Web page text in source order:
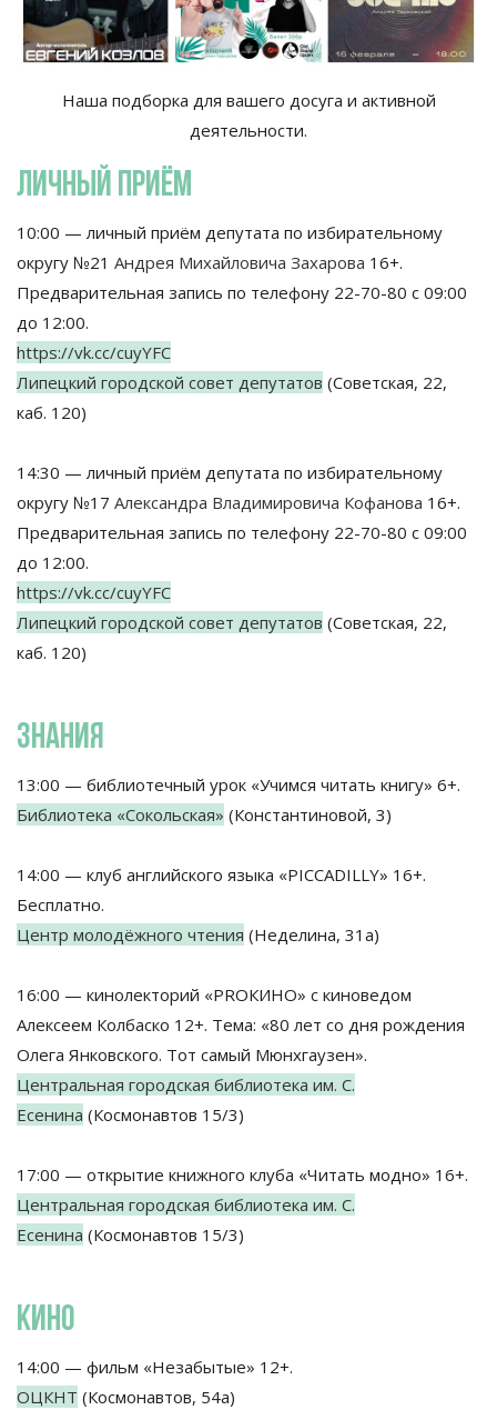
Наша подборка для вашего досуга и активной
деятельности.
ЛИЧНЫЙ ПРИЁМ
10:00 — личный приём депутата по избирательному
округу №21 Андрея Михайловича Захарова 16+.
Предварительная запись по телефону 22-70-80 с 09:00
до 12:00.
https://vk.cc/cuyYFC
Липецкий городской совет депутатов (Советская, 22,
каб. 120)
14:30 — личный приём депутата по избирательному
округу №17 Александра Владимировича Кофанова 16+.
Предварительная запись по телефону 22-70-80 с 09:00
до 12:00.
https://vk.cc/cuyYFC
Липецкий городской совет депутатов (Советская, 22,
каб. 120)
ЗНАНИЯ
13:00 — библиотечный урок «Учимся читать книгу» 6+.
Библиотека «Сокольская» (Константиновой, 3)
14:00 — клуб английского языка «PICCADILLY» 16+.
Бесплатно.
Центр молодёжного чтения (Неделина, 31а)
16:00 — кинолекторий «PROКИНО» с киноведом
Алексеем Колбаско 12+. Тема: «80 лет со дня рождения
Олега Янковского. Тот самый Мюнхгаузен».
Центральная городская библиотека им. С.
Есенина (Космонавтов 15/3)
17:00 — открытие книжного клуба «Читать модно» 16+.
Центральная городская библиотека им. С.
Есенина (Космонавтов 15/3)
КИНО
14:00 — фильм «Незабытые» 12+.
ОЦКНТ (Космонавтов, 54а)